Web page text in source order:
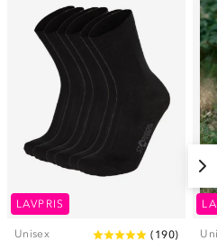
LAVPRIS
Unisex ( 190)